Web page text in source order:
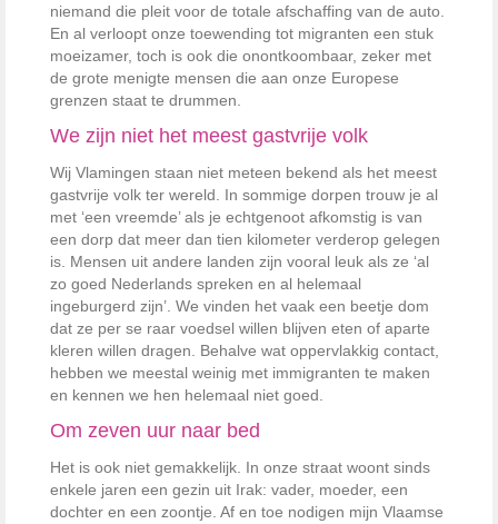
niemand die pleit voor de totale afschaffing van de auto.
En al verloopt onze toewending tot migranten een stuk
moeizamer, toch is ook die onontkoombaar, zeker met
de grote menigte mensen die aan onze Europese
grenzen staat te drummen.
We zijn niet het meest gastvrije volk
Wij Vlamingen staan niet meteen bekend als het meest
gastvrije volk ter wereld. In sommige dorpen trouw je al
met ‘een vreemde’ als je echtgenoot afkomstig is van
een dorp dat meer dan tien kilometer verderop gelegen
is. Mensen uit andere landen zijn vooral leuk als ze ‘al
zo goed Nederlands spreken en al helemaal
ingeburgerd zijn’. We vinden het vaak een beetje dom
dat ze per se raar voedsel willen blijven eten of aparte
kleren willen dragen. Behalve wat oppervlakkig contact,
hebben we meestal weinig met immigranten te maken
en kennen we hen helemaal niet goed.
Om zeven uur naar bed
Het is ook niet gemakkelijk. In onze straat woont sinds
enkele jaren een gezin uit Irak: vader, moeder, een
dochter en een zoontje. Af en toe nodigen mijn Vlaamse